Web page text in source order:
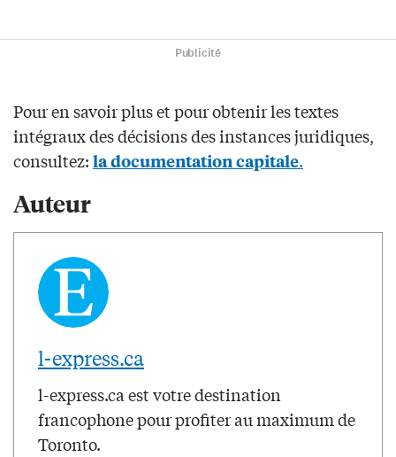
Publicité
Pour en savoir plus et pour obtenir les textes
intégraux des décisions des instances juridiques,
consultez: la documentation capitale.
Auteur
l-express.ca
l-express.ca est votre destination
francophone pour profiter au maximum de
Toronto.